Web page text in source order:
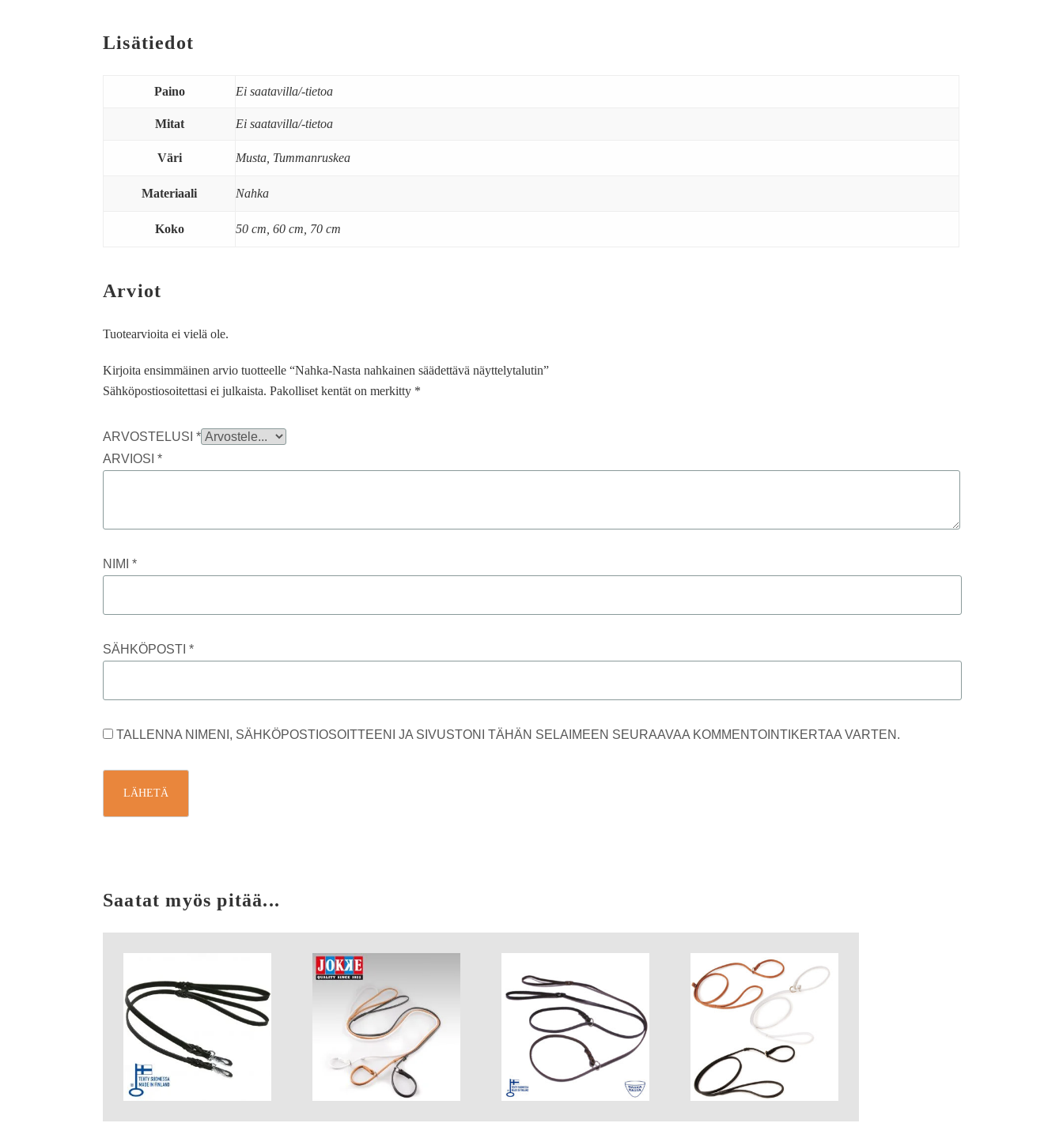
Lisätiedot
Paino Ei saatavilla/-tietoa
Mitat Ei saatavilla/-tietoa
Väri Musta, Tummanruskea
Materiaali Nahka
Koko 50 cm, 60 cm, 70 cm
Arviot
Tuotearvioita ei vielä ole.
Kirjoita ensimmäinen arvio tuotteelle “Nahka-Nasta nahkainen säädettävä näyttelytalutin”
Sähköpostiosoitettasi ei julkaista. Pakolliset kentät on merkitty *
ARVOSTELUSI*
ARVIOSI*
NIMI*
SÄHKÖPOSTI*
TALLENNA NIMENI, SÄHKÖPOSTIOSOITTEENI JA SIVUSTONI TÄHÄN SELAIMEEN SEURAAVAA KOMMENTOINTIKERTAA VARTEN.
Saatat myös pitää...